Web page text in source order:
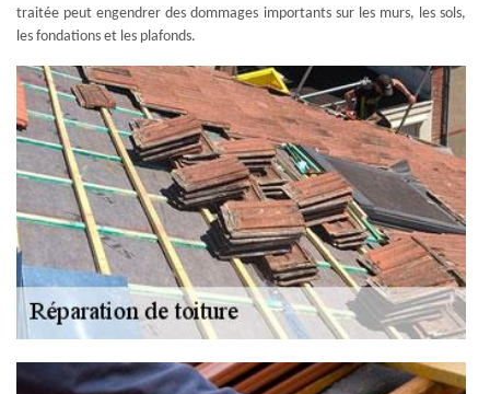
traitée peut engendrer des dommages importants sur les murs, les sols,
les fondations et les plafonds.